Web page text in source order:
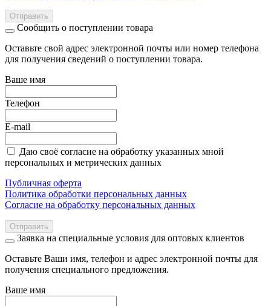
Отправить
Сообщить о поступлении товара
Оставьте свой адрес электронной почты или номер телефона
для получения сведений о поступлении товара.
Ваше имя
Телефон
E-mail
Даю своё согласие на обработку указанных мной
персональных и метрических данных
Публичная оферта
Политика обработки персональных данных
Согласие на обработку персональных данных
Отправить
Заявка на специальные условия для оптовых клиентов
Оставьте Ваши имя, телефон и адрес электронной почты для
получения специального предложения.
Ваше имя